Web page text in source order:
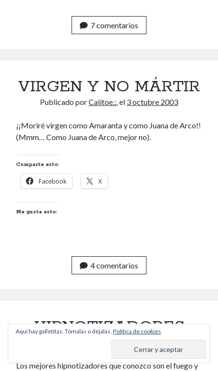
7 comentarios
VIRGEN Y NO MÁRTIR
Publicado porCalítoe.:.el 3 octubre 2003
¡¡Moriré virgen como Amaranta y como Juana de Arco!!
(Mmm… Como Juana de Arco, mejor no).
Comparte esto:
Facebook X
Me gusta esto:
4 comentarios
HIPNOTIZADORES
Calítoe.:.el2 octubre 2003
Los mejores hipnotizadores que conozco son el fuego y
Aquí hay galletitas. Tómalas o déjalas. Política de cookies